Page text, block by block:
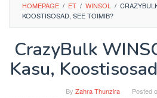
HOMEPAGE / ET / WINSOL /
KOOSTISOSAD, SEE TOIMIB?
CrazyBulk
Kasu,
By Zahra Thunzira Posted